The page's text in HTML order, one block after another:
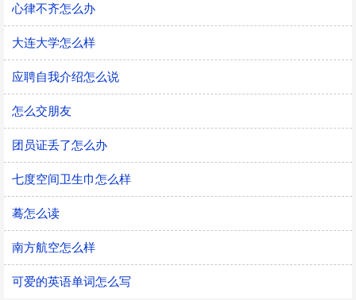
心律不齐怎么办
大连大学怎么样
应聘自我介绍怎么说
怎么交朋友
团员证丢了怎么办
七度空间卫生巾怎么样
蓦怎么读
南方航空怎么样
可爱的英语单词怎么写